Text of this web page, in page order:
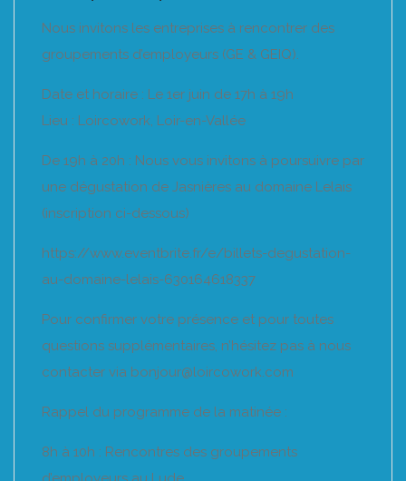
Nous invitons les entreprises à rencontrer des
groupements d’employeurs (GE & GEIQ).
Date et horaire : Le 1er juin de 17h à 19h
Lieu : Loircowork, Loir-en-Vallée
De 19h à 20h : Nous vous invitons à poursuivre par
une dégustation de Jasnières au domaine Lelais
(inscription ci-dessous)
https://www.eventbrite.fr/e/billets-degustation-
au-domaine-lelais-630164618337
Pour confirmer votre présence et pour toutes
questions supplémentaires, n’hésitez pas à nous
contacter via bonjour@loircowork.com
Rappel du programme de la matinée :
8h à 10h : Rencontres des groupements